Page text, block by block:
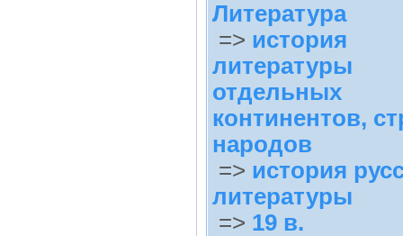
Литература
=> история
литературы
отдельных
континентов,
народов
=> история
литературы
=> 19 в.